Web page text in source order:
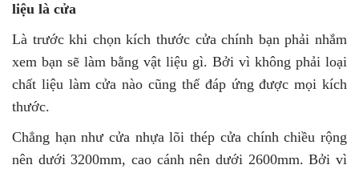
liệu là cửa
Là trước khi chọn kích thước cửa chính bạn phải nhắm
xem bạn sẽ làm bằng vật liệu gì. Bởi vì không phải loại
chất liệu làm cửa nào cũng thể đáp ứng được mọi kích
thước.
Chẳng hạn như cửa nhựa lõi thép cửa chính chiều rộng
nên dưới 3200mm, cao cánh nên dưới 2600mm. Bởi vì